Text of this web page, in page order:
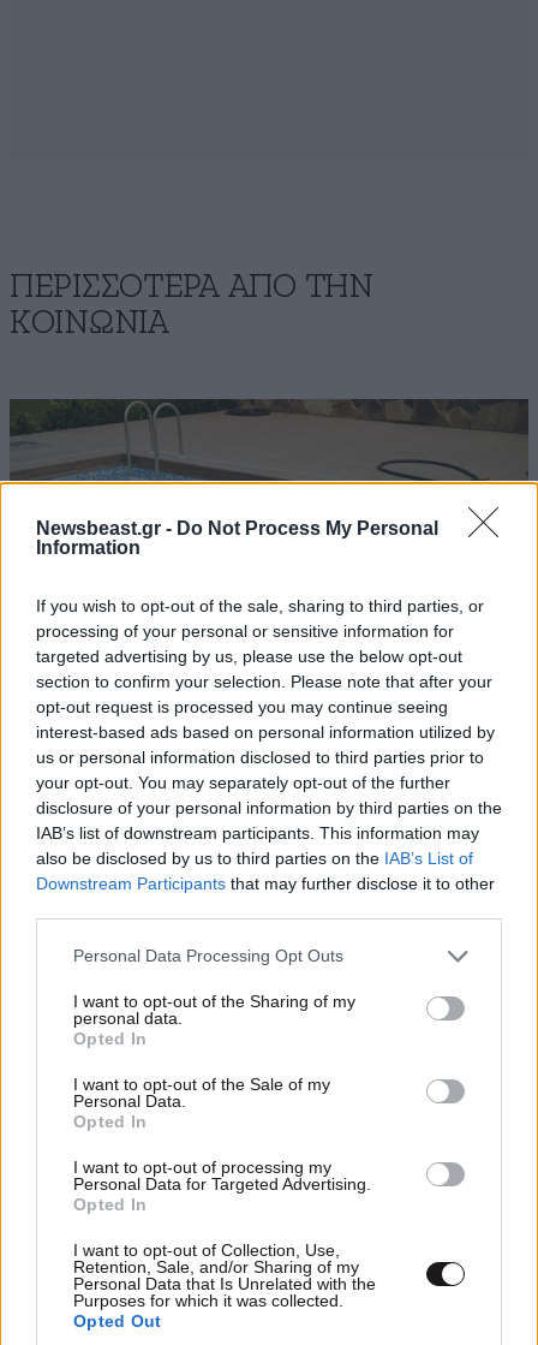
Newsbeast.gr - Do Not Process My Personal
Information
If you wish to opt-out of the sale, sharing to third parties, or
processing of your personal or sensitive information for
targeted advertising by us, please use the below opt-out
section to confirm your selection. Please note that after your
opt-out request is processed you may continue seeing
interest-based ads based on personal information utilized by
us or personal information disclosed to third parties prior to
your opt-out. You may separately opt-out of the further
disclosure of your personal information by third parties on the
IAB’s list of downstream participants. This information may
also be disclosed by us to third parties on the IAB’s List of
Downstream Participants that may further disclose it to other
Please note that this website/app uses one or more Google
not limited to your visit or usage behaviour. You may click to
grant or deny consent to Google and its third-party tags to
use your data for below specified purposes in below Google
consent section.
Personal Data Processing Opt Outs
I want to opt-out of the Sharing of my
personal data.
Opted In
I want to opt-out of the Sale of my
Personal Data.
Opted In
I want to opt-out of processing my
Personal Data for Targeted Advertising.
Opted In
I want to opt-out of Collection, Use,
Retention, Sale, and/or Sharing of my
Personal Data that Is Unrelated with the
Purposes for which it was collected.
Opted Out
ΠΕΡΙΣΣΟΤΕΡΑ ΑΠΟ ΤΗΝ
ΚΟΙΝΩΝΙΑ
Τραγωδία με 4χρονο στην Πάρο: Δεν υπήρχε
ναυαγοσώστης – Έρευνα για το εάν είχε άδεια
η πισίνα
προσπάθεια του μπάρμαν να σώσει το 4χρονο
παιδί – Τι ερευνούν οι αρχές